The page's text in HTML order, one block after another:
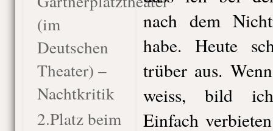
(im
Deutschen
Theater) –
Nachtkritik
2.Platz beim
nach dem
habe. Heute
trüber aus.
weiss, bild
Einfach